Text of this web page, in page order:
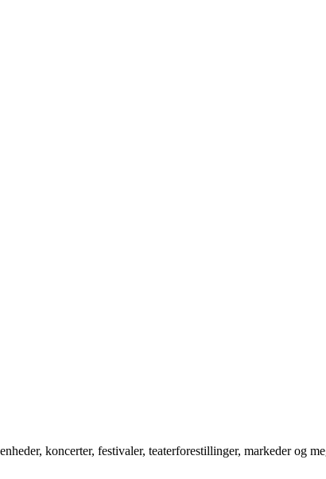
koncerter, festivaler, teaterforestillinger, markeder og